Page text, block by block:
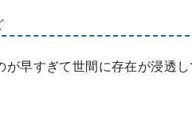
早すぎて世間に存在が浸透